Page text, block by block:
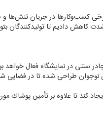
كسب‌وكارها در جریان تنش‌ها
دادیم تا تولیدكنندگان
سنتی در نمایشگاه فعال خواهد
طراحی شده تا در فضایی
كند تا علاوه بر تأمین پوشاك